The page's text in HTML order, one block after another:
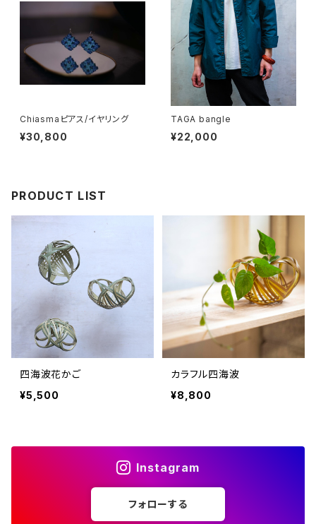
Chiasmaピアス/イヤリング
¥30,800
TAGA bangle
¥22,000
PRODUCT LIST
四海波花かご
¥5,500
カラフル四海波
¥8,800
Instagram
フォローする